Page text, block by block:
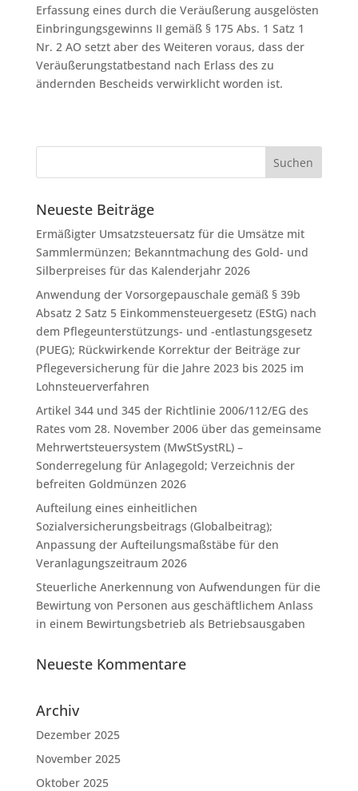
Erfassung eines durch die Veräußerung ausgelösten
Einbringungsgewinns II gemäß § 175 Abs. 1 Satz 1
Nr. 2 AO setzt aber des Weiteren voraus, dass der
Veräußerungstatbestand nach Erlass des zu
ändernden Bescheids verwirklicht worden ist.
Neueste Beiträge
Ermäßigter Umsatzsteuersatz für die Umsätze mit
Sammlermünzen; Bekanntmachung des Gold- und
Silberpreises für das Kalenderjahr 2026
Anwendung der Vorsorgepauschale gemäß § 39b
Absatz 2 Satz 5 Einkommensteuergesetz (EStG) nach
dem Pflegeunterstützungs- und -entlastungsgesetz
(PUEG); Rückwirkende Korrektur der Beiträge zur
Pflegeversicherung für die Jahre 2023 bis 2025 im
Lohnsteuerverfahren
Artikel 344 und 345 der Richtlinie 2006/112/EG des
Rates vom 28. November 2006 über das gemeinsame
Mehrwertsteuersystem (MwStSystRL) –
Sonderregelung für Anlagegold; Verzeichnis der
befreiten Goldmünzen 2026
Aufteilung eines einheitlichen
Sozialversicherungsbeitrags (Globalbeitrag);
Anpassung der Aufteilungsmaßstäbe für den
Veranlagungszeitraum 2026
Steuerliche Anerkennung von Aufwendungen für die
Bewirtung von Personen aus geschäftlichem Anlass
in einem Bewirtungsbetrieb als Betriebsausgaben
Neueste Kommentare
Archiv
Dezember 2025
November 2025
Oktober 2025